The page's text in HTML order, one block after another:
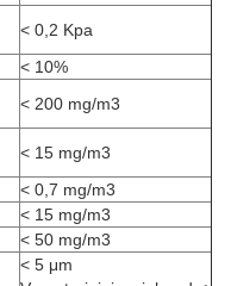
< 0,2 Kpa
< 10%
< 200 mg/m3
< 15 mg/m3
< 0,7 mg/m3
< 15 mg/m3
< 50 mg/m3
< 5 μm